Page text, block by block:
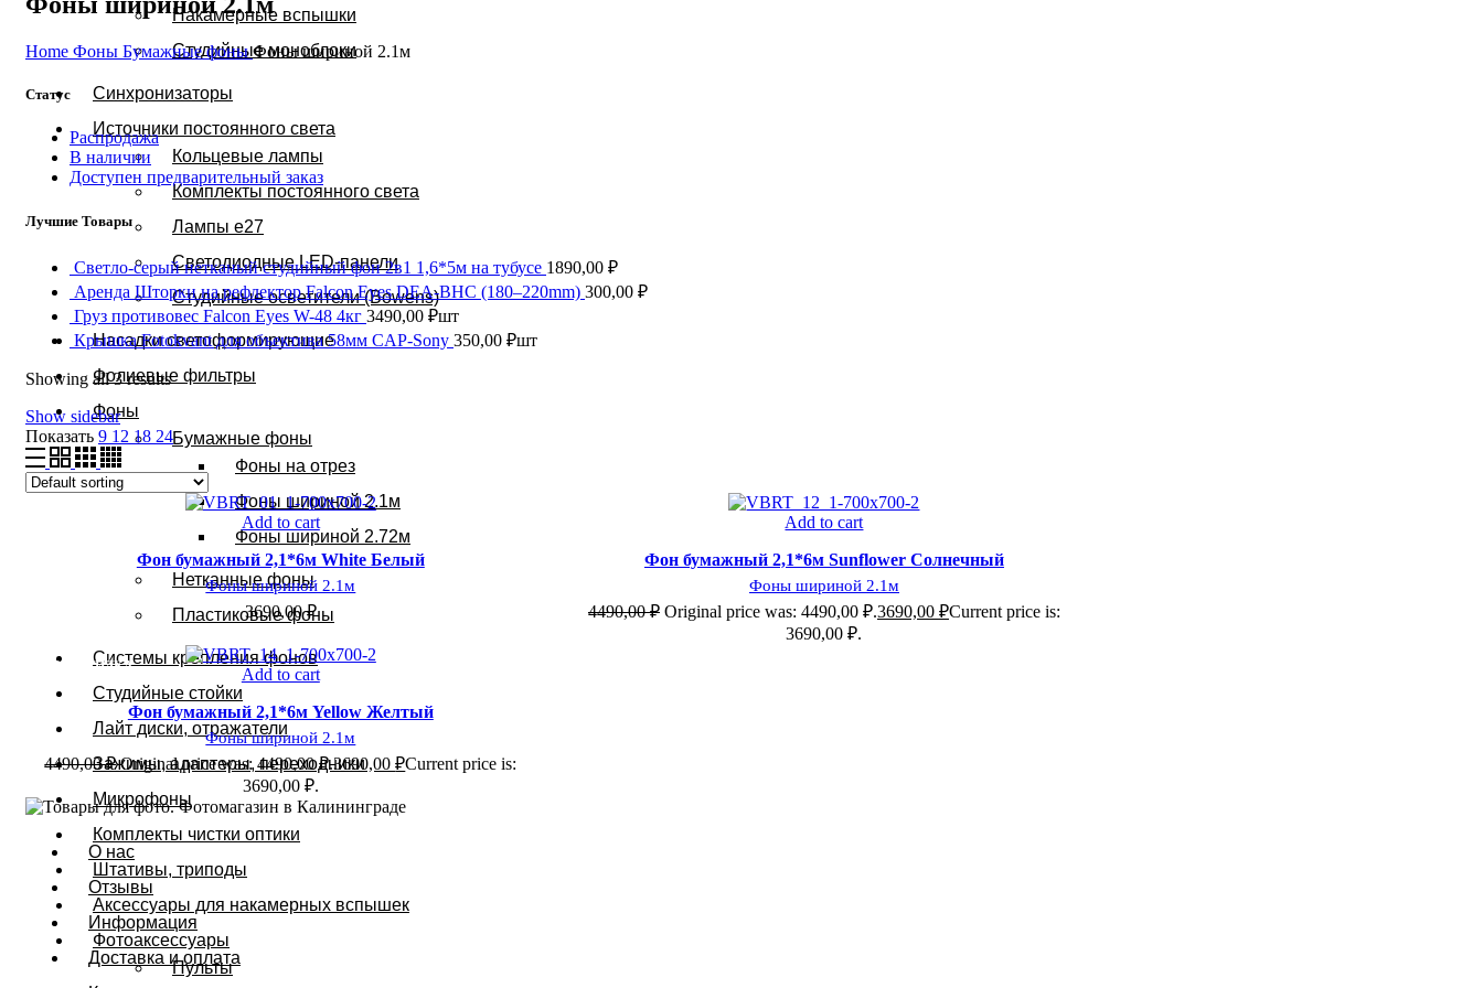
Накамерные вспышки
Студийные моноблоки
Синхронизаторы
Источники постоянного света
Кольцевые лампы
Комплекты постоянного света
Лампы e27
Светодиодные LED-панели
Студийные осветители (Bowens)
Насадки светоформирующие
Фолиевые фильтры
Фоны
Бумажные фоны
Фоны на отрез
Фоны шириной 2.1м
Фоны шириной 2.72м
Нетканные фоны
Пластиковые фоны
Системы крепления фонов
Студийные стойки
Лайт диски, отражатели
Зажимы, адаптеры, переходники
Микрофоны
Комплекты чистки оптики
Штативы, триподы
Аксессуары для накамерных вспышек
Фотоаксессуары
Пульты
Home Фоны Бумажные фоныФоны шириной 2.1м
Статус
Распродажа
В наличии
Доступен предварительный заказ
Лучшие Товары
Светло-серый нетканый студийный фон 2в1 1,6*5м на тубусе 1890,00 ₽
Аренда Шторки на рефлектор Falcon Eyes DEA-BHC (180–220mm) 300,00 ₽
Груз противовес Falcon Eyes W-48 4кг 3490,00 ₽шт
Крышка Fotokvant для объектива 58мм CAP-Sony 350,00 ₽шт
Showing all 3 results
Show sidebar
Показать 9 12 18 24
Добавить в избранное
Add to cart
Фон бумажный 2,1*6м White Белый
Фоны шириной 2.1м
3690,00₽
Добавить в избранное
Add to cart
Фон бумажный 2,1*6м Sunflower Солнечный
Фоны шириной 2.1м
4490,00₽ Original price was: 4490,00 ₽.3690,00 ₽Current price is:
3690,00 ₽.
-18%; СКИДКА
Добавить в избранное
Add to cart
Фон бумажный 2,1*6м Yellow Желтый
Фоны шириной 2.1м
4490,00₽ Original price was: 4490,00 ₽.3690,00₽Current price is:
3690,00 ₽.
О нас
Отзывы
Информация
Доставка и оплата